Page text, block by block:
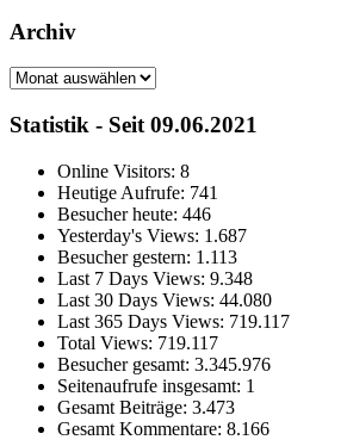
Archiv
Archiv
Statistik - Seit 09.06.2021
Online Visitors: 8
Heutige Aufrufe: 741
Besucher heute: 446
Yesterday's Views: 1.687
Besucher gestern: 1.113
Last 7 Days Views: 9.348
Last 30 Days Views: 44.080
Last 365 Days Views: 719.117
Total Views: 719.117
Besucher gesamt: 3.345.976
Seitenaufrufe insgesamt: 1
Gesamt Beiträge: 3.473
Gesamt Kommentare: 8.166